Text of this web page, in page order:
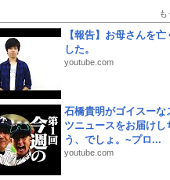
【報告】お母さんを亡
した。
youtube.com
石橋貴明がゴイスーな
ツニュースをお届けし
う、でしょ。~プロ...
youtube.com